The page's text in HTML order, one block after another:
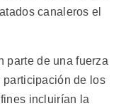
canaleros el
parte de una fuerza
participación de los
incluirían la